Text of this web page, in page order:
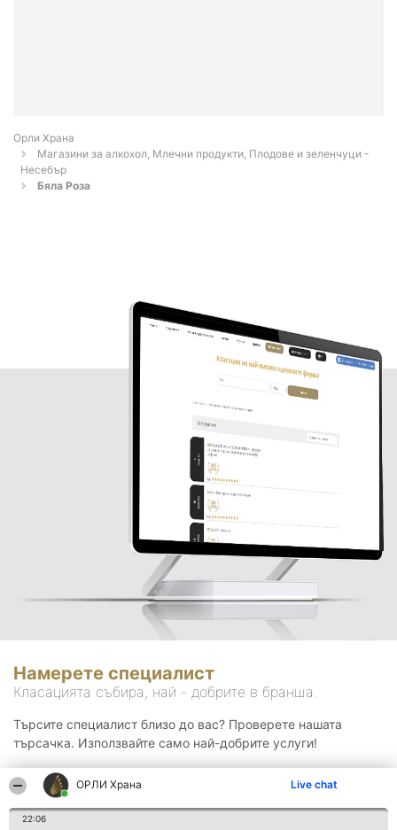
ОРЛИ Храна Live chat
22:06
Орли Храна
Магазини за алкохол, Млечни продукти, Плодове и зеленчуци -
Несебър
Бяла Розa
Намерете специалист
Класацията събира, най - добрите в бранша.
Търсите специалист близо до вас? Проверете нашата
търсачка. Използвайте само най-добрите услуги!